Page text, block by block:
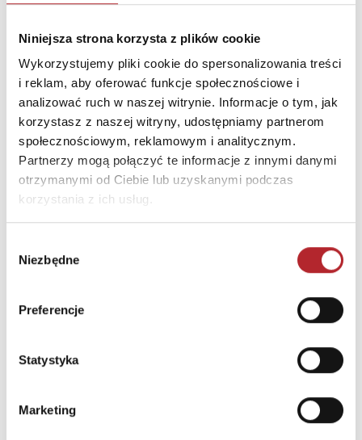
Niniejsza strona korzysta z plików cookie
Wykorzystujemy pliki cookie do spersonalizowania treści
i reklam, aby oferować funkcje społecznościowe i
analizować ruch w naszej witrynie. Informacje o tym, jak
korzystasz z naszej witryny, udostępniamy partnerom
społecznościowym, reklamowym i analitycznym.
Partnerzy mogą połączyć te informacje z innymi danymi
otrzymanymi od Ciebie lub uzyskanymi podczas
korzystania z ich usług.
zgody
Niezbędne
Preferencje
Statystyka
Marketing
E-mail
castor@castor.pl
INNI KLIENCI KUPOWALI
Sug. cena det.
Zaloguj się, aby kupić